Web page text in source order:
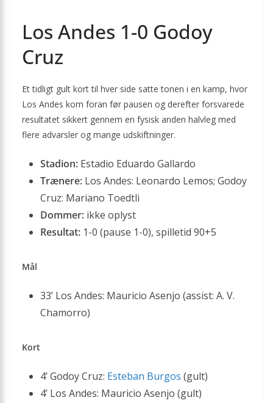
Los Andes 1-0 Godoy
Cruz
Et tidligt gult kort til hver side satte tonen i en kamp, hvor
Los Andes kom foran før pausen og derefter forsvarede
resultatet sikkert gennem en fysisk anden halvleg med
flere advarsler og mange udskiftninger.
Stadion: Estadio Eduardo Gallardo
Trænere: Los Andes: Leonardo Lemos; Godoy
Cruz: Mariano Toedtli
Dommer: ikke oplyst
Resultat: 1-0 (pause 1-0), spilletid 90+5
Mål
33’ Los Andes: Mauricio Asenjo (assist: A. V.
Chamorro)
Kort
4’ Godoy Cruz: Esteban Burgos (gult)
4’ Los Andes: Mauricio Asenjo (gult)